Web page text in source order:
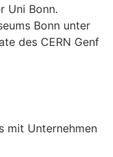
Uni Bonn.
Bonn unter
des CERN Genf
mit Unternehmen